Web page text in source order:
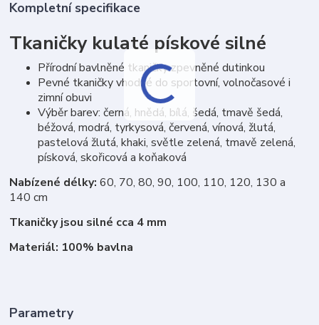
Kompletní specifikace
Tkaničky kulaté pískové silné
Přírodní bavlněné tkaničky zpevněné dutinkou
Pevné tkaničky vhodné do sportovní, volnočasové i
zimní obuvi
Výběr barev: černá, hnědá, bílá, šedá, tmavě šedá,
béžová, modrá, tyrkysová, červená, vínová, žlutá,
pastelová žlutá, khaki, světle zelená, tmavě zelená,
písková, skořicová a koňaková
Nabízené délky: 60, 70, 80, 90, 100, 110, 120, 130 a
140 cm
Tkaničky jsou silné cca 4 mm
Materiál: 100% bavlna
Parametry